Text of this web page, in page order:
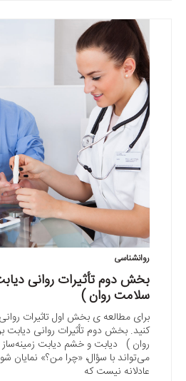
روانشناسی
بخش دوم تأثیرات روانی
سلامت روان )
برای مطالعه ی بخش اول تاثیرات روانی
کنید. بخش دوم تأثیرات روانی دیابت
روان ) دیابت و خشم دیابت
می‌تواند با سؤال، «چرا من؟» نمایان
عادلانه نیست که